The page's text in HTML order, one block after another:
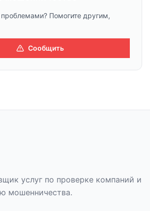
проблемами? Помогите другим,
Сообщить
услуг по проверке компаний и
мошенничества.